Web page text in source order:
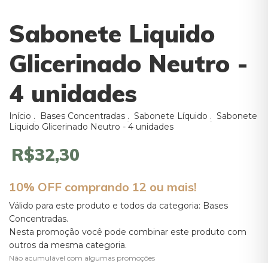
Sabonete Liquido
Glicerinado Neutro -
4 unidades
Início . Bases Concentradas . Sabonete Líquido . Sabonete
Liquido Glicerinado Neutro - 4 unidades
R$32,30
10% OFF comprando 12 ou mais!
Válido para este produto e todos da categoria: Bases
Concentradas.
Nesta promoção você pode combinar este produto com
outros da mesma categoria.
Não acumulável com algumas promoções